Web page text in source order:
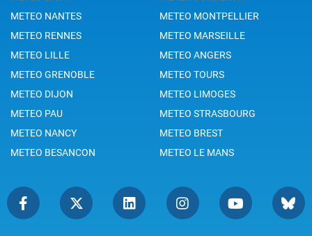
METEO NANTES
METEO MONTPELLIER
METEO RENNES
METEO MARSEILLE
METEO LILLE
METEO ANGERS
METEO GRENOBLE
METEO TOURS
METEO DIJON
METEO LIMOGES
METEO PAU
METEO STRASBOURG
METEO NANCY
METEO BREST
METEO BESANCON
METEO LE MANS